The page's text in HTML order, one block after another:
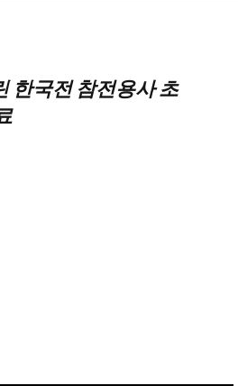
한국전 참전용사 초